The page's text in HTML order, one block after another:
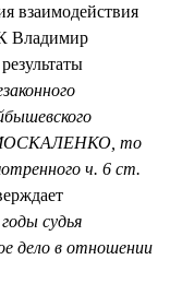
взаимодействия
Владимир
МОСКАЛЕНКО, то
ч. 6 ст.
судья
дело в отношении